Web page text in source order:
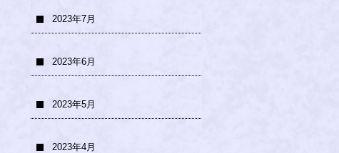
2023年7月
2023年6月
2023年5月
2023年4月